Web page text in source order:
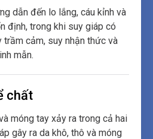
dẫn đến lo lắng, cáu kỉnh và
định, trong khi suy giáp có
trầm cảm, suy nhận thức và
mẫn.
chất
móng tay xảy ra trong cả hai
gây ra da khô, thô và móng